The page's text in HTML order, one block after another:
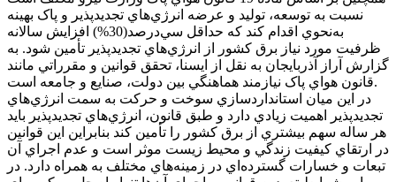
نسبت به توسعه، توليد و عرضه انرژي‌هاي تجديدپذير و پاک بهينه
به‌نحوي اقدام کند که حداقل سي‌درصد(30%) افزايش سالانه
ظرفيت مورد نياز برق کشور از انرژي‌هاي تجديدپذير تأمين شود. به
گزارش آراز آذربايجان به نقل از ايسنا، تحقق قوانين و مقرراتي مانند
قانون هواي پاک نيازمند هماهنگي بين دولت، صنايع و جامعه است.
در اين ميان استانداردسازي سوخت و حرکت به سمت انرژي‌هاي
تجديدپذير اهميت زيادي دارد و طبق قانون، انرژي‌هاي تجديدپذير بايد
هر ساله سهم بيشتري از برق کشور را تأمين کند بنابراين اين قوانين
در ارتقاي کيفيت زندگي و محيط زيست موثر است و عدم اجراي آن
تبعات و خسارات گسترده‌اي در زمينه‌هاي مختلف به همراه دارد. در